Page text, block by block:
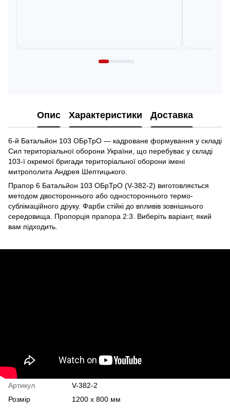
Опис Характеристики Доставка
6-й Батальйон 103 ОБрТрО — кадроване формування у складі
Сил територіальної оборони України, що перебуває у складі
103-ї окремої бригади територіальної оборони імені
митрополита Андрея Шептицького.
Прапор 6 Батальйон 103 ОБрТрО (V-382-2) виготовляється
методом двостороннього або одностороннього термо-
сублімаційного друку. Фарби стійкі до впливів зовнішнього
середовища. Пропорція прапора 2:3. Виберіть варіант, який
вам підходить.
Артикул
V-382-2
Розмір
1200 х 800 мм